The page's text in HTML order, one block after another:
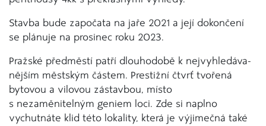
Stavba bude započata na jaře 2021 a její dokončení
se plánuje na prosinec roku 2023.
Pražské předměstí patří dlouhodobě k nejvyhledáva­
nějším městským částem. Prestižní čtvrť tvořená
bytovou a vilovou zástavbou, místo
s nezaměnitelným geniem loci. Zde si naplno
vychutnáte klid této lokality, která je výjimečná také